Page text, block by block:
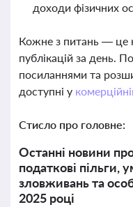
доходи фізичних
Кожне з питань — це
публікацій за день.
посиланнями та
доступні у
Стисло про головне:
Останні новини
податкові пільги,
зловживань та
2025 році